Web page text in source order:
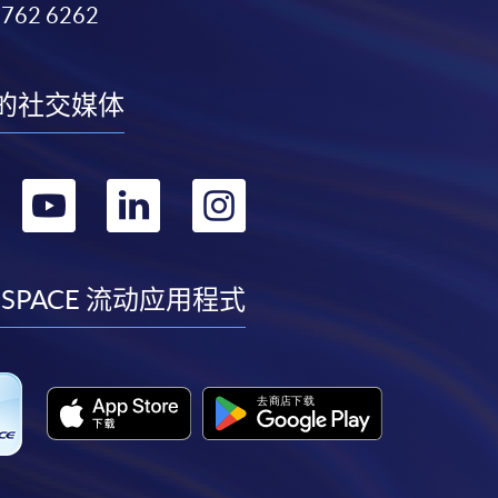
6262
社交媒体
转
youtube
转
linkedin
转
instagram
流动应用程式